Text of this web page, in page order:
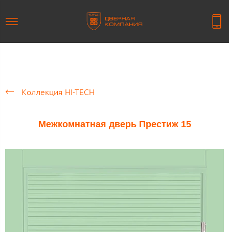
Коллекция HI-TECH
Межкомнатная дверь Престиж 15